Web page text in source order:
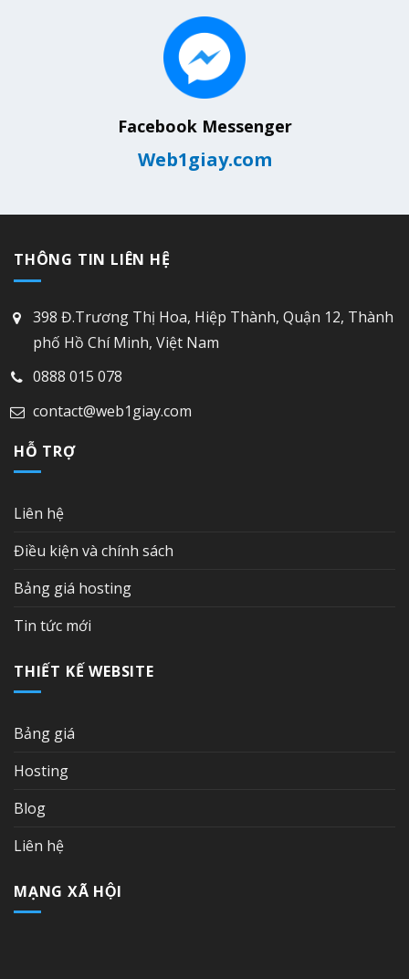
Facebook Messenger
Web1giay.com
THÔNG TIN LIÊN HỆ
398 Đ.Trương Thị Hoa, Hiệp Thành, Quận 12, Thành
phố Hồ Chí Minh, Việt Nam
0888 015 078
contact@web1giay.com
HỖ TRỢ
Liên hệ
Điều kiện và chính sách
Bảng giá hosting
Tin tức mới
THIẾT KẾ WEBSITE
Bảng giá
Hosting
Blog
Liên hệ
MẠNG XÃ HỘI